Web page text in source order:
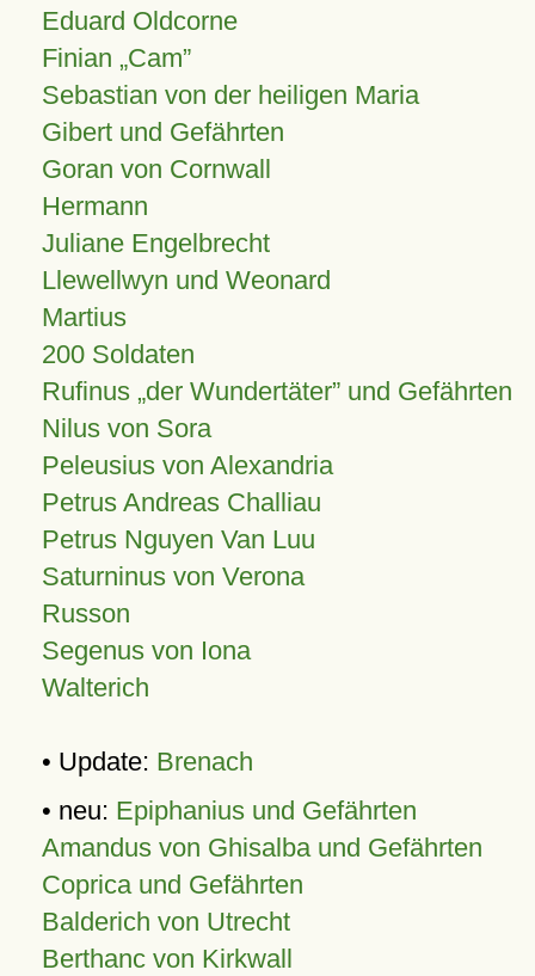
Eduard Oldcorne
Finian Cam
Sebastian von der heiligen Maria
Gibert und Gefährten
Goran von Cornwall
Hermann
Juliane Engelbrecht
Llewellwyn und Weonard
Martius
200 Soldaten
Rufinus „der Wundertäter” und Gefährten
Nilus von Sora
Peleusius von Alexandria
Petrus Andreas Challiau
Petrus Nguyen Van Luu
Saturninus von Verona
Russon
Segenus von Iona
Walterich
• Update: Brenach
• neu: Epiphanius und Gefährten
Amandus von Ghisalba und Gefährten
Coprica und Gefährten
Balderich von Utrecht
Berthanc von Kirkwall